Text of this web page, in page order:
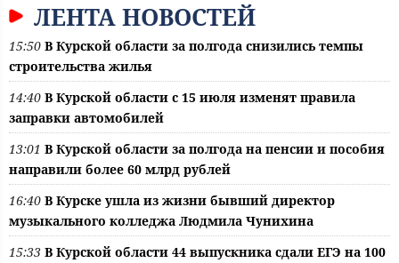
ЛЕНТА НОВОСТЕЙ
15:50 В Курской области за полгода снизились темпы
строительства жилья
14:40 В Курской области с 15 июля изменят правила
заправки автомобилей
13:01 В Курской области за полгода на пенсии и пособия
направили более 60 млрд рублей
16:40 В Курске ушла из жизни бывший директор
музыкального колледжа Людмила Чунихина
15:33 В Курской области 44 выпускника сдали ЕГЭ на 100